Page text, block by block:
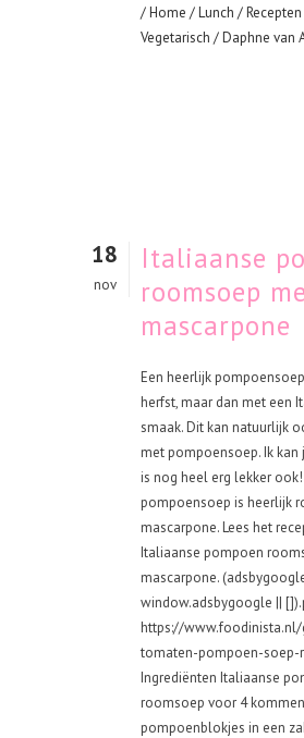
/Home /Lunch /Recepten
Vegetarisch / Daphne van
18
nov
Italiaanse
roomsoep
mascarpone
Een heerlijk
herfst, maar dan met een
smaak. Dit kan natuurlijk
met pompoensoep. Ik
is nog heel erg lekker
pompoensoep is heerlijk
mascarpone. Lees het
Italiaanse pompoen
mascarpone.
window.adsbygoogle ||
https://
tomaten-pompoen-soep-
Ingrediënten Italiaanse
roomsoep voor 4
pompoenblokjes in een